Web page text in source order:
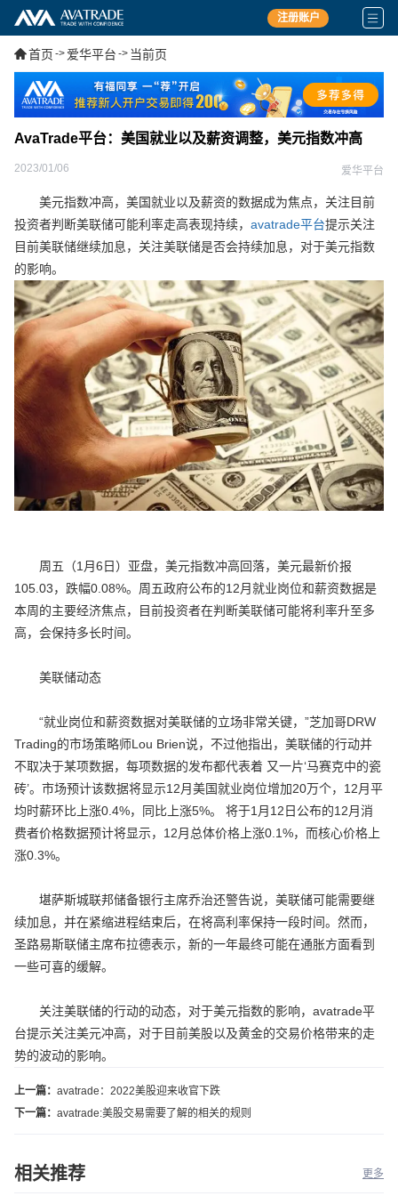
注册账户
首页 -> 爱华平台 -> 当前页
AvaTrade平台：美国就业以及薪资调整，美元指数冲高
2023/01/06 爱华平台
美元指数冲高，美国就业以及薪资的数据成为焦点，关注目前
投资者判断美联储可能利率走高表现持续， avatrade平台提示关注
目前美联储继续加息，关注美联储是否会持续加息，对于美元指数
的影响。
周五（1月6日）亚盘，美元指数冲高回落，美元最新价报
105.03，跌幅0.08%。周五政府公布的12月就业岗位和薪资数据是
本周的主要经济焦点，目前投资者在判断美联储可能将利率升至多
高，会保持多长时间。
美联储动态
“就业岗位和薪资数据对美联储的立场非常关键，”芝加哥DRW
Trading的市场策略师Lou Brien说，不过他指出，美联储的行动并
不取决于某项数据，每项数据的发布都代表着 又一片‘马赛克中的瓷
砖’。市场预计该数据将显示12月美国就业岗位增加20万个，12月平
均时薪环比上涨0.4%，同比上涨5%。 将于1月12日公布的12月消
费者价格数据预计将显示，12月总体价格上涨0.1%，而核心价格上
涨0.3%。
堪萨斯城联邦储备银行主席乔治还警告说，美联储可能需要继
续加息，并在紧缩进程结束后，在将高利率保持一段时间。然而，
圣路易斯联储主席布拉德表示，新的一年最终可能在通胀方面看到
一些可喜的缓解。
关注美联储的行动的动态，对于美元指数的影响，avatrade平
台提示关注美元冲高，对于目前美股以及黄金的交易价格带来的走
势的波动的影响。
上一篇： avatrade：2022美股迎来收官下跌
下一篇： avatrade:美股交易需要了解的相关的规则
相关推荐 更多